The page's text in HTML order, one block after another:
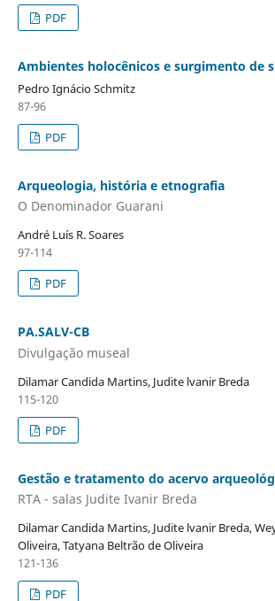
PDF
Ambientes holocênicos e surgimento de
Pedro Ignácio Schmitz
87-96
PDF
Arqueologia, história e etnografia
O Denominador Guarani
André Luís R. Soares
97-114
PDF
PA.SALV-CB
Divulgação museal
Dilamar Candida Martins, Judite lvanir Breda
115-120
PDF
Gestão e tratamento do acervo
RTA - salas Judite Ivanir Breda
Dilamar Candida Martins, Judite lvanir Breda,
Oliveira, Tatyana Beltrão de Oliveira
121-136
PDF